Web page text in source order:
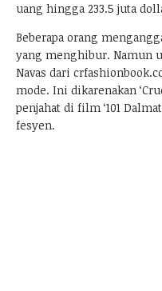
uang hingga 233.5 juta
Beberapa orang
yang menghibur. Namun
Navas dari
mode. Ini dikarenakan
penjahat di film ‘101
fesyen.